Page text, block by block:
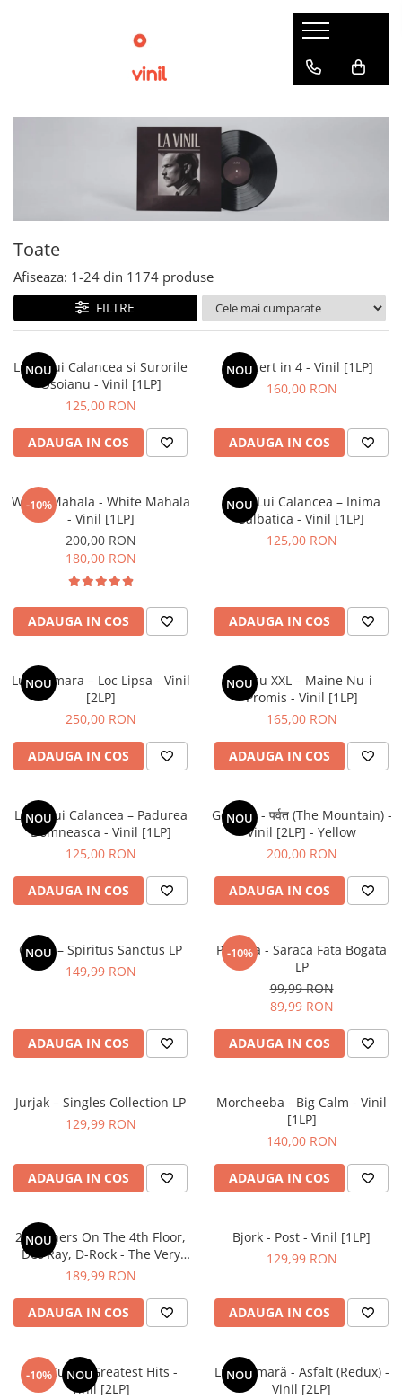
Toate
Afiseaza: 1-24 din 1174 produse
FILTRE
NOU
Lupii Lui Calancea si Surorile
Osoianu - Vinil [1LP]
125,00 RON
ADAUGA IN COS
NOU
Concert in 4 - Vinil [1LP]
160,00 RON
ADAUGA IN COS
-10%
White Mahala - White Mahala
- Vinil [1LP]
200,00 RON
180,00 RON
ADAUGA IN COS
NOU
Lupii Lui Calancea – Inima
Salbatica - Vinil [1LP]
125,00 RON
ADAUGA IN COS
NOU
Luna Amara – Loc Lipsa - Vinil
[2LP]
250,00 RON
ADAUGA IN COS
NOU
Grasu XXL – Maine Nu-i
Promis - Vinil [1LP]
165,00 RON
ADAUGA IN COS
NOU
Lupii Lui Calancea – Padurea
Domneasca - Vinil [1LP]
125,00 RON
ADAUGA IN COS
NOU
Gorillaz - पर्वत (The Mountain) -
Vinil [2LP] - Yellow
200,00 RON
ADAUGA IN COS
NOU
Cargo – Spiritus Sanctus LP
149,99 RON
ADAUGA IN COS
-10%
Paulina - Saraca Fata Bogata
LP
99,99 RON
89,99 RON
ADAUGA IN COS
Jurjak – Singles Collection LP
129,99 RON
ADAUGA IN COS
Morcheeba - Big Calm - Vinil
[1LP]
140,00 RON
ADAUGA IN COS
NOU
2 Brothers On The 4th Floor,
Des'Ray, D-Rock - The Very
Best Of - 30th Anniversary
189,99 RON
ADAUGA IN COS
Bjork - Post - Vinil [1LP]
129,99 RON
ADAUGA IN COS
-10% NOU
The Cure – Greatest Hits -
Vinil [2LP]
NOU
Luna Amară - Asfalt (Redux) -
Vinil [2LP]